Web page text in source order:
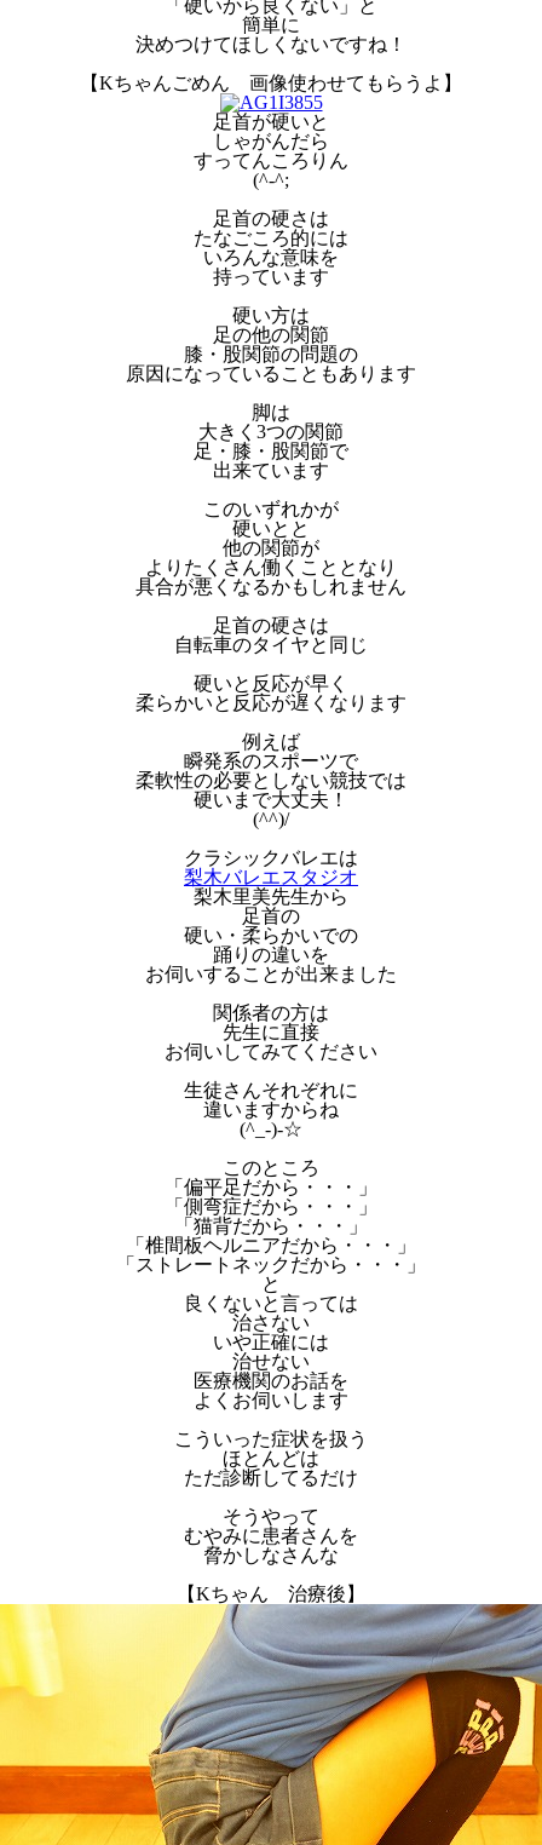
「硬いから良くない」と
簡単に
決めつけてほしくないですね！
【Kちゃんごめん 画像使わせてもらうよ】
足首が硬いと
しゃがんだら
すってんころりん
(^-^;
足首の硬さは
たなごころ的には
いろんな意味を
持っています
硬い方は
足の他の関節
膝・股関節の問題の
原因になっていることもあります
脚は
大きく3つの関節
足・膝・股関節で
出来ています
このいずれかが
硬いとと
他の関節が
よりたくさん働くこととなり
具合が悪くなるかもしれません
足首の硬さは
自転車のタイヤと同じ
硬いと反応が早く
柔らかいと反応が遅くなります
例えば
瞬発系のスポーツで
柔軟性の必要としない競技では
硬いまで大丈夫！
(^^)/
クラシックバレエは
梨木バレエスタジオ
梨木里美先生から
足首の
硬い・柔らかいでの
踊りの違いを
お伺いすることが出来ました
関係者の方は
先生に直接
お伺いしてみてください
生徒さんそれぞれに
違いますからね
(^_-)-☆
このところ
「偏平足だから・・・」
「側弯症だから・・・」
「猫背だから・・・」
「椎間板ヘルニアだから・・・」
「ストレートネックだから・・・」
と
良くないと言っては
治さない
いや正確には
治せない
医療機関のお話を
よくお伺いします
こういった症状を扱う
ほとんどは
ただ診断してるだけ
そうやって
むやみに患者さんを
脅かしなさんな
【Kちゃん 治療後】